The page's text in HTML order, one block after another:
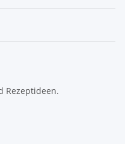
Rezeptideen.